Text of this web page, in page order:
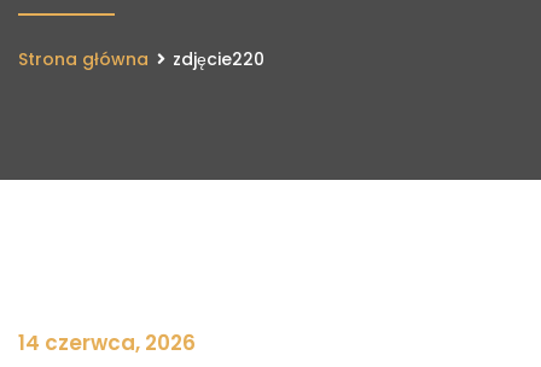
Strona główna zdjęcie220
14 czerwca, 2026